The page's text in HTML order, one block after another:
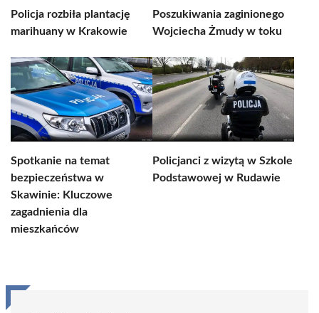
Policja rozbiła plantację
marihuany w Krakowie
Poszukiwania zaginionego
Wojciecha Żmudy w toku
Spotkanie na temat
bezpieczeństwa w
Skawinie: Kluczowe
zagadnienia dla
mieszkańców
Policjanci z wizytą w Szkole
Podstawowej w Rudawie